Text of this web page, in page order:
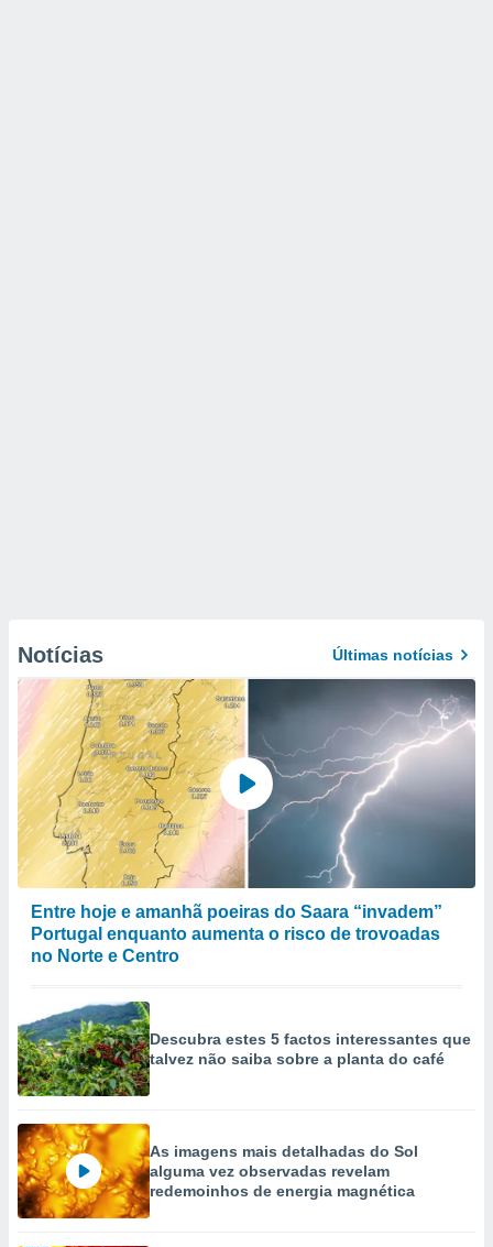
Notícias Últimas notícias
Entre hoje e amanhã poeiras do Saara “invadem”
Portugal enquanto aumenta o risco de trovoadas
no Norte e Centro
Descubra estes 5 factos interessantes que
talvez não saiba sobre a planta do café
As imagens mais detalhadas do Sol
alguma vez observadas revelam
redemoinhos de energia magnética